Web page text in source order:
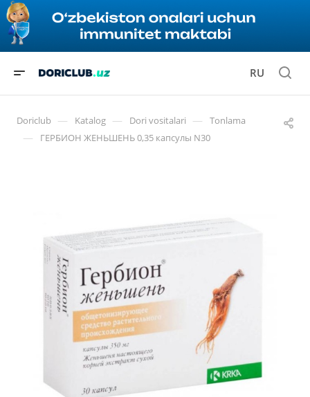
RU
Doriclub — Katalog — Dori vositalari — Tonlama
— ГЕРБИОН ЖЕНЬШЕНЬ 0,35 капсулы N30